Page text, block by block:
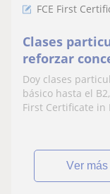
FCE First
Clases
reforzar
incluyendo el
Doy clases
básico hasta el
First Certificate in
ver más